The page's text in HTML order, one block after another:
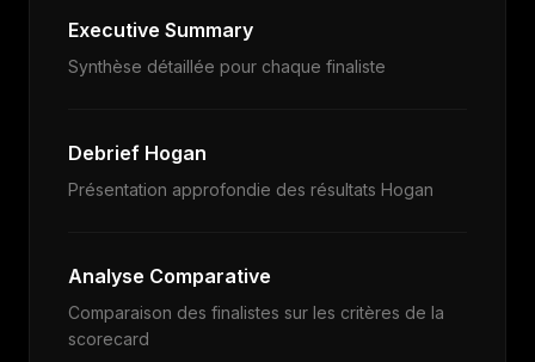
Executive Summary
Synthèse détaillée pour chaque finaliste
Debrief Hogan
Présentation approfondie des résultats Hogan
Analyse Comparative
Comparaison des finalistes sur les critères de la
scorecard